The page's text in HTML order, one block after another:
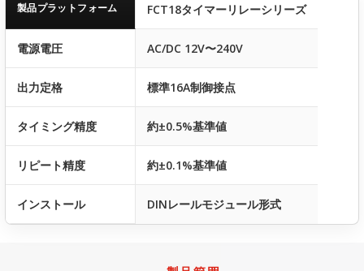
製品プラットフォーム FCT18タイマーリレーシリーズ
電源電圧 AC/DC 12V〜240V
出力定格 標準16A制御接点
タイミング精度 約±0.5%基準値
リピート精度 約±0.1%基準値
インストール DINレールモジュール形式